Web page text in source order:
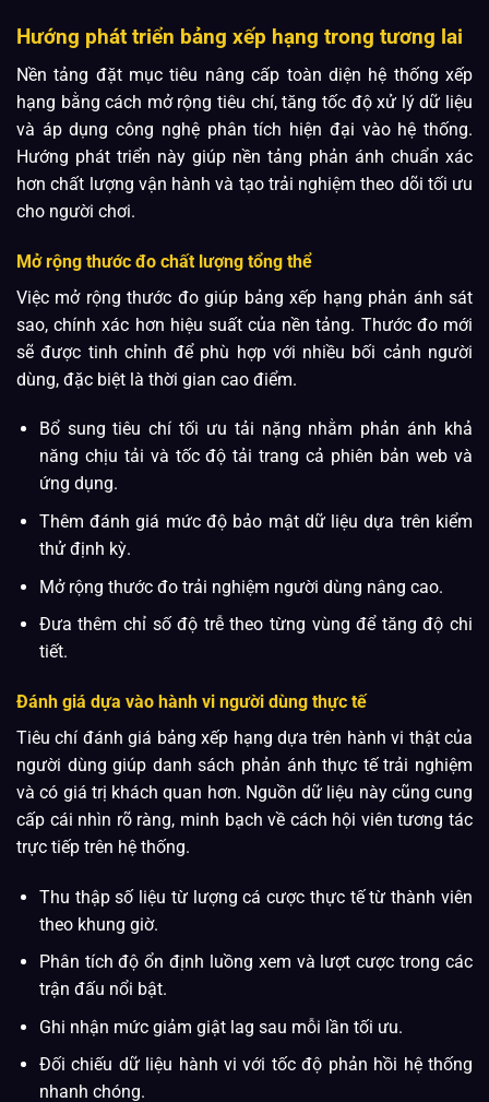
Hướng phát triển bảng xếp hạng trong tương lai
Nền tảng đặt mục tiêu nâng cấp toàn diện hệ thống xếp
hạng bằng cách mở rộng tiêu chí, tăng tốc độ xử lý dữ liệu
và áp dụng công nghệ phân tích hiện đại vào hệ thống.
Hướng phát triển này giúp nền tảng phản ánh chuẩn xác
hơn chất lượng vận hành và tạo trải nghiệm theo dõi tối ưu
cho người chơi.
Mở rộng thước đo chất lượng tổng thể
Việc mở rộng thước đo giúp bảng xếp hạng phản ánh sát
sao, chính xác hơn hiệu suất của nền tảng. Thước đo mới
sẽ được tinh chỉnh để phù hợp với nhiều bối cảnh người
dùng, đặc biệt là thời gian cao điểm.
Bổ sung tiêu chí tối ưu tải nặng nhằm phản ánh khả
năng chịu tải và tốc độ tải trang cả phiên bản web và
ứng dụng.
Thêm đánh giá mức độ bảo mật dữ liệu dựa trên kiểm
thử định kỳ.
Mở rộng thước đo trải nghiệm người dùng nâng cao.
Đưa thêm chỉ số độ trễ theo từng vùng để tăng độ chi
tiết.
Đánh giá dựa vào hành vi người dùng thực tế
Tiêu chí đánh giá bảng xếp hạng dựa trên hành vi thật của
người dùng giúp danh sách phản ánh thực tế trải nghiệm
và có giá trị khách quan hơn. Nguồn dữ liệu này cũng cung
cấp cái nhìn rõ ràng, minh bạch về cách hội viên tương tác
trực tiếp trên hệ thống.
Thu thập số liệu từ lượng cá cược thực tế từ thành viên
theo khung giờ.
Phân tích độ ổn định luồng xem và lượt cược trong các
trận đấu nổi bật.
Ghi nhận mức giảm giật lag sau mỗi lần tối ưu.
Đối chiếu dữ liệu hành vi với tốc độ phản hồi hệ thống
nhanh chóng.